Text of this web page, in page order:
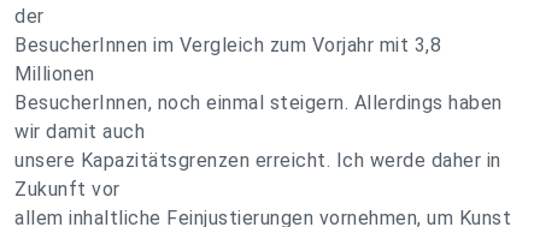
der
BesucherInnen im Vergleich zum Vorjahr mit 3,8
Millionen
BesucherInnen, noch einmal steigern. Allerdings haben
wir damit auch
unsere Kapazitätsgrenzen erreicht. Ich werde daher in
Zukunft vor
allem inhaltliche Feinjustierungen vornehmen, um Kunst